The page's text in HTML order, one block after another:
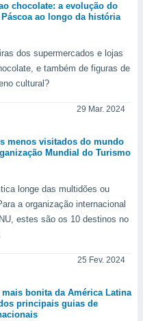
chocolate: a evolução do
ao longo da história
dos supermercados e lojas
e também de figuras de
cultural?
29 Mar. 2024
menos visitados do mundo
Mundial do Turismo
longe das multidões ou
a organização internacional
estes são os 10 destinos no
25 Fev. 2024
mais bonita da América Latina
principais guias de